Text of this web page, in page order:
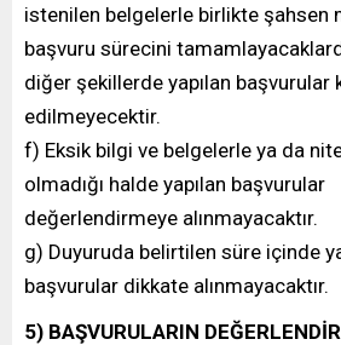
istenilen belgelerle birlikte şahsen
başvuru sürecini
diğer şekillerde yapılan başvurular
edilmeyecektir.
f) Eksik bilgi ve belgelerle ya da
olmadığı halde yapılan başvurular
değerlendirmeye alınmayacaktır.
g) Duyuruda belirtilen süre içinde
başvurular dikkate alınmayacaktır.
5) BAŞVURULARIN